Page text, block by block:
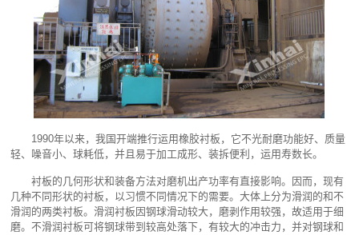
1990年以来，我国开端推行运用橡胶衬板，它不光耐磨功能好、质量
轻、噪音小、球耗低，并且易于加工成形、装拆便利，运用寿数长。
衬板的几何形状和装备方法对磨机出产功率有直接影响。因而，现有
几种不同形状的衬板，以习惯不同情况下的需要。大体上分为滑润的和不
滑润的两类衬板。滑润衬板因钢球滑动较大，磨剥作用较强，故适用于细
磨。不滑润衬板可将钢球带到较高处落下，有较大的冲击力，并对钢球和